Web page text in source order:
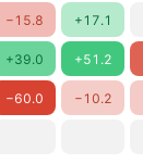
−15.8 +17.1
+39.0 +51.2
−60.0 −10.2